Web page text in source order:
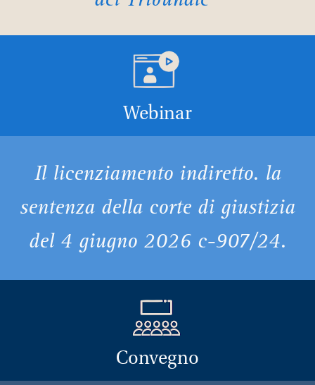
Webinar
Il licenziamento indiretto. la
sentenza della corte di giustizia
del 4 giugno 2026 c-907/24.
Convegno